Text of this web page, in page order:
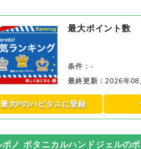
最大ポイント数
条件： -
最終更新 ： 2026年
最大Pのハピタスに登録